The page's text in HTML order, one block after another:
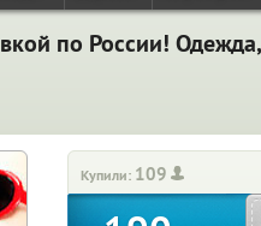
по России!
Купили: 109